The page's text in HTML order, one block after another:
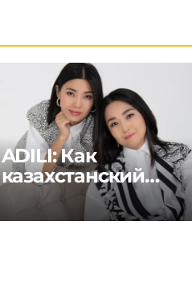
ADILI: Как
казахстанский
бренд объединил
традиции и